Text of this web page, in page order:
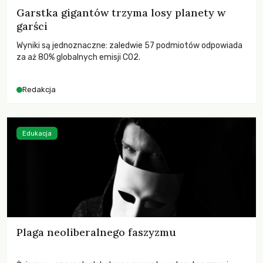
Garstka gigantów trzyma losy planety w
garści
Wyniki są jednoznaczne: zaledwie 57 podmiotów odpowiada
za aż 80% globalnych emisji CO2.
Redakcja
Plaga neoliberalnego faszyzmu
Edukacja